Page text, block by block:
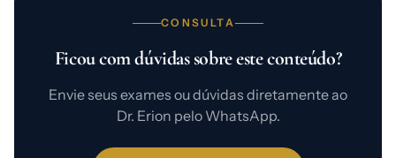
CONSULTA
Ficou com dúvidas sobre este conteúdo?
Envie seus exames ou dúvidas diretamente ao
Dr. Erion pelo WhatsApp.